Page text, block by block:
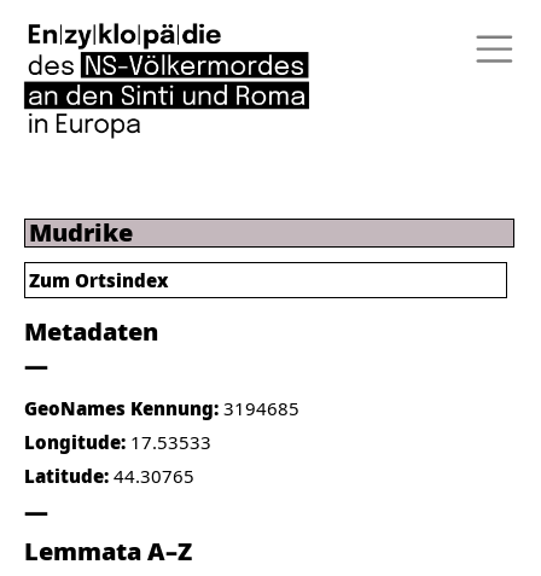
Mudrike
Metadaten
GeoNames Kennung: 3194685
Longitude: 17.53533
Latitude: 44.30765
Lemmata A–Z
Zum Ortsindex